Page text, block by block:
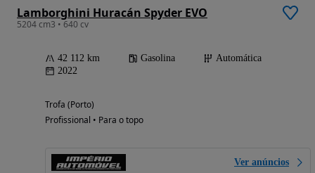
Lamborghini Huracán Spyder EVO
5204 cm3 • 640 cv
42 112 km Gasolina
Automática
2022
Trofa (Porto)
Profissional • Para o topo
Ver anúncios